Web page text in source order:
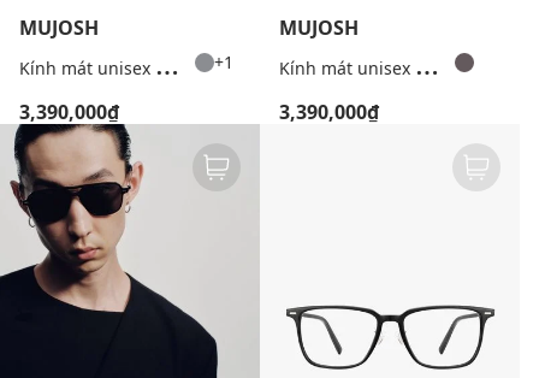
MUJOSH
K
ính mát unisex gọng phi công +1
3,390,000₫
MUJOSH
K
ính mát unisex gọng vuông thời thượng
3,390,000₫